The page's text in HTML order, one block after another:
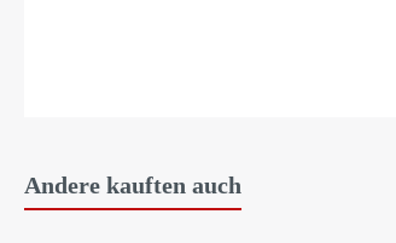
Andere kauften auch